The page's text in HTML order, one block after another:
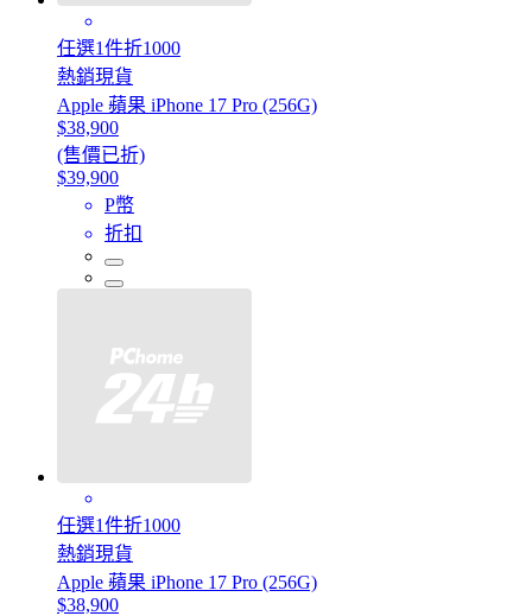
任選1件折1000
熱銷現貨
Apple 蘋果 iPhone 17 Pro (256G)
$38,900
(售價已折)
$39,900
P幣
折扣
任選1件折1000
熱銷現貨
Apple 蘋果 iPhone 17 Pro (256G)
$38,900